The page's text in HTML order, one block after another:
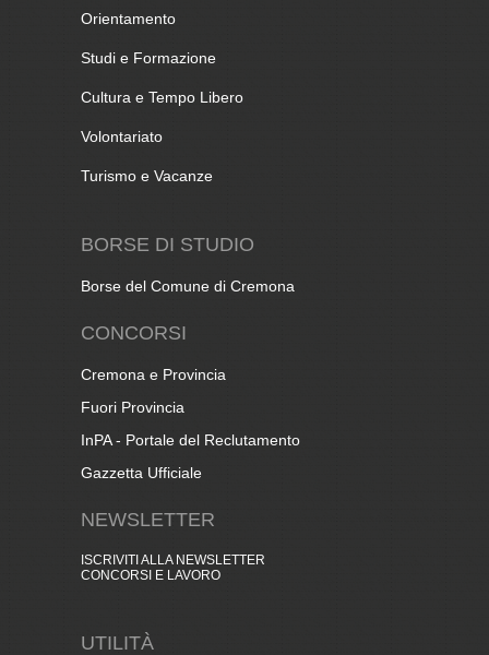
Orientamento
Studi e Formazione
Cultura e Tempo Libero
Volontariato
Turismo e Vacanze
BORSE DI STUDIO
Borse del Comune di Cremona
CONCORSI
Cremona e Provincia
Fuori Provincia
InPA - Portale del Reclutamento
Gazzetta Ufficiale
NEWSLETTER
ISCRIVITI ALLA NEWSLETTER
CONCORSI E LAVORO
UTILITÀ